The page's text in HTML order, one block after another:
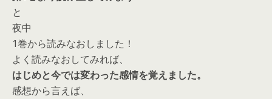
と
夜中
1巻から読みなおしました！
よく読みなおしてみれば、
はじめと今では変わった感情を覚えました。
感想から言えば、